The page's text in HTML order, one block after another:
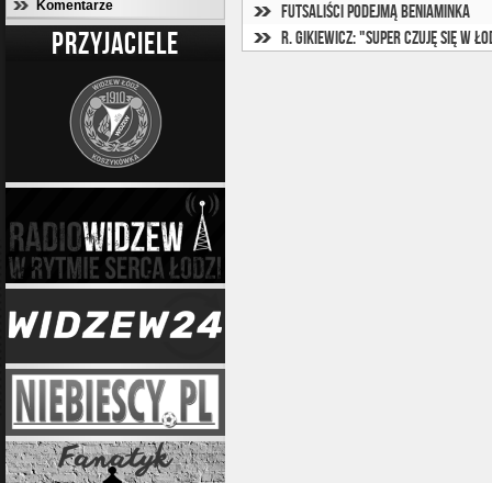
Komentarze
PRZYJACIELE
Futsaliści podejmą beniaminka
R. Gikiewicz: "Super czuję się w